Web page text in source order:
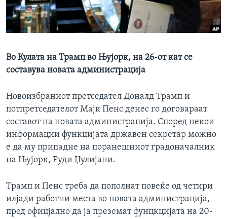
ИНТЕРВЈУА
Јазици
Во Кулата на Трамп во Њујорк, на 26-от кат се
составува новата администрација
Новоизбраниот претседател Доналд Трамп и
потпретседателот Мајк Пенс денес го договараат
составот на новата администрација. Според некои
информации функцијата државен секретар можно
е да му припадне на поранешниот градоначалник
на Њујорк, Руди Џулијани.
Трамп и Пенс треба да пополнат повеќе од четири
илјади работни места во новата администрација,
пред офицјално да ја преземат фунцкцијата на 20-